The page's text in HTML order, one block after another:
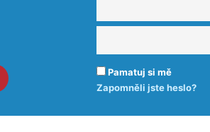
Pamatuj si mě
Zapomněli jste heslo?